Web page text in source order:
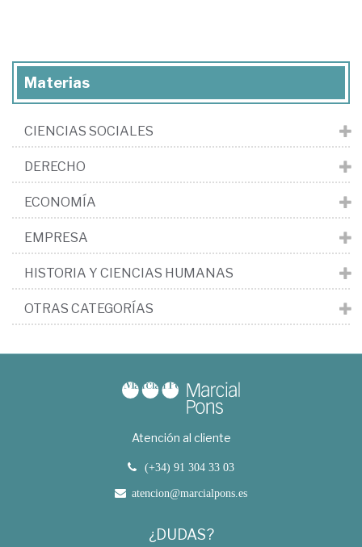
Materias
CIENCIAS SOCIALES
DERECHO
ECONOMÍA
EMPRESA
HISTORIA Y CIENCIAS HUMANAS
OTRAS CATEGORÍAS
Atención al cliente
(+34) 91 304 33 03
atencion@marcialpons.es
¿DUDAS?